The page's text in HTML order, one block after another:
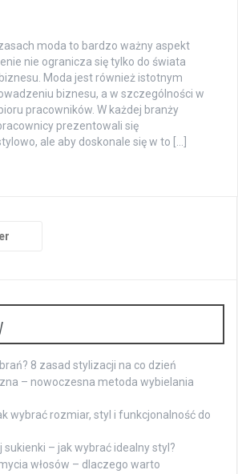
moda to bardzo ważny aspekt
nie ogranicza się tylko do świata
Moda jest również istotnym
biznesu, a w szczególności w
pracowników. W każdej branży
prezentowali się
ale aby doskonale się w to […]
8 zasad stylizacji na co dzień
– nowoczesna metoda wybielania
wybrać rozmiar, styl i funkcjonalność do
sukienki – jak wybrać idealny styl?
włosów – dlaczego warto